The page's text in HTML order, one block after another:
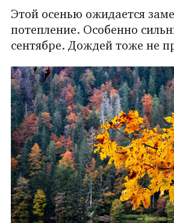
Этой осенью ожидается
потепление. Особенно
сентябре. Дождей тоже не